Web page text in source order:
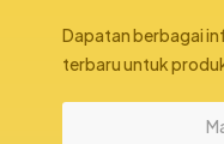
Dapatan berbagai
terbaru untuk